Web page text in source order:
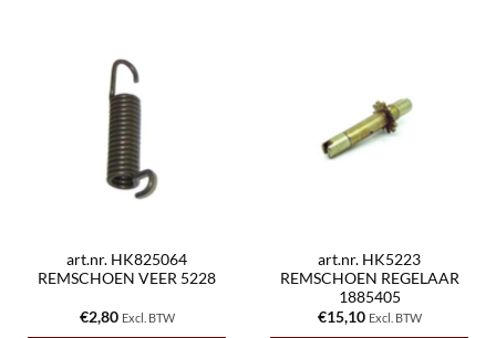
art.nr. HK825064
REMSCHOEN VEER 5228
€2,80 Excl. BTW
art.nr. HK5223
REMSCHOEN REGELAAR
1885405
€15,10 Excl. BTW